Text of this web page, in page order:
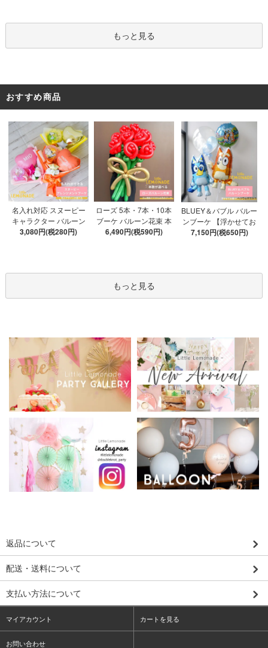
ツ52枚 推し活
もっと見る
おすすめ商品
名入れ対応 スヌーピー
キャラクター バルーン
ブーケ 選べる7種 【膨ら
3,080円(税280円)
ローズ 5本・7本・10本
ブーケ バルーン花束 本
数が選べる 【膨らませ
6,490円(税590円)
BLUEY＆バブル バルー
ンブーケ 【浮かせてお
届け】 ヘリウムガス入
7,150円(税650円)
もっと見る
返品について
配送・送料について
支払い方法について
マイアカウント カートを見る
お問い合わせ